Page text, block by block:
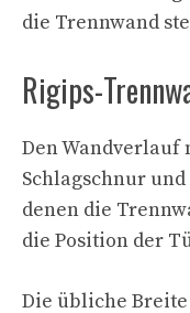
die Trennwand
Rigips-
Den
Schlagschnur
denen die
die Position der
Die übliche